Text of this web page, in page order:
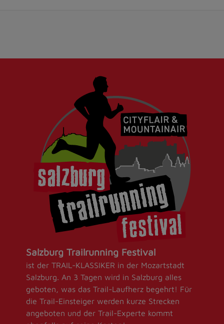
Salzburg Trailrunning Festival
ist der TRAIL-KLASSIKER in der Mozartstadt
Salzburg. An 3 Tagen wird in Salzburg alles
geboten, was das Trail-Laufherz begehrt! Für
die Trail-Einsteiger werden kurze Strecken
angeboten und der Trail-Experte kommt